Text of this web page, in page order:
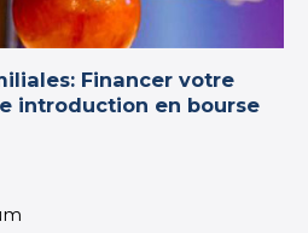
Financer votre
introduction en bourse